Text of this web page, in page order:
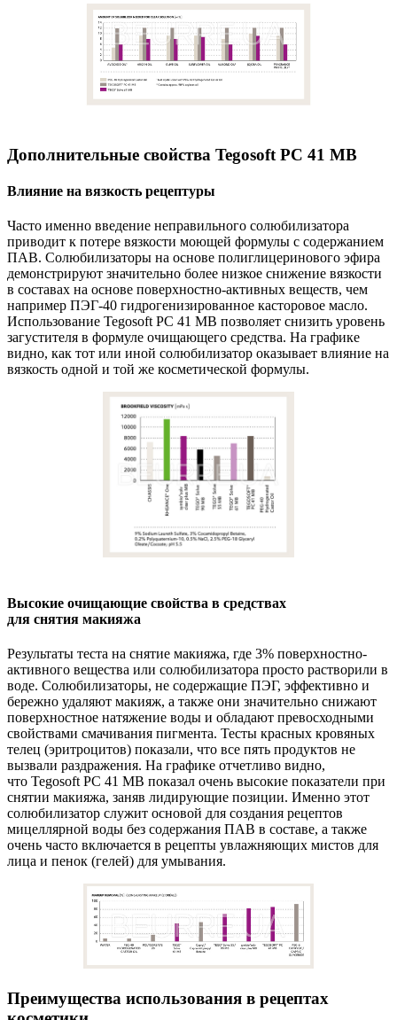
Дополнительные свойства Tegosoft PC 41 MB
Влияние на вязкость рецептуры
Часто именно введение неправильного солюбилизатора
приводит к потере вязкости моющей формулы с содержанием
ПАВ. Солюбилизаторы на основе полиглицеринового эфира
демонстрируют значительно более низкое снижение вязкости
в составах на основе поверхностно-активных веществ, чем
например ПЭГ-40 гидрогенизированное касторовое масло.
Использование Tegosoft PC 41 MB позволяет снизить уровень
загустителя в формуле очищающего средства. На графике
видно, как тот или иной солюбилизатор оказывает влияние на
вязкость одной и той же косметической формулы.
Высокие очищающие свойства в средствах
для снятия макияжа
Результаты теста на снятие макияжа, где 3% поверхностно-
активного вещества или солюбилизатора просто растворили в
воде. Солюбилизаторы, не содержащие ПЭГ, эффективно и
бережно удаляют макияж, а также они значительно снижают
поверхностное натяжение воды и обладают превосходными
свойствами смачивания пигмента. Тесты красных кровяных
телец (эритроцитов) показали, что все пять продуктов не
вызвали раздражения. На графике отчетливо видно,
что Tegosoft PC 41 MB показал очень высокие показатели при
снятии макияжа, заняв лидирующие позиции. Именно этот
солюбилизатор служит основой для создания рецептов
мицеллярной воды без содержания ПАВ в составе, а также
очень часто включается в рецепты увлажняющих мистов для
лица и пенок (гелей) для умывания.
Преимущества использования в рецептах